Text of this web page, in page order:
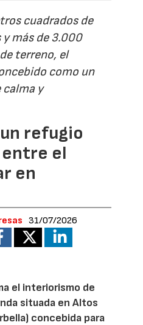
cuadrados de
más de 3.000
terreno, el
como un
calma y
refugio
el
en
31/07/2026
el interiorismo de
situada en Altos
concebida para